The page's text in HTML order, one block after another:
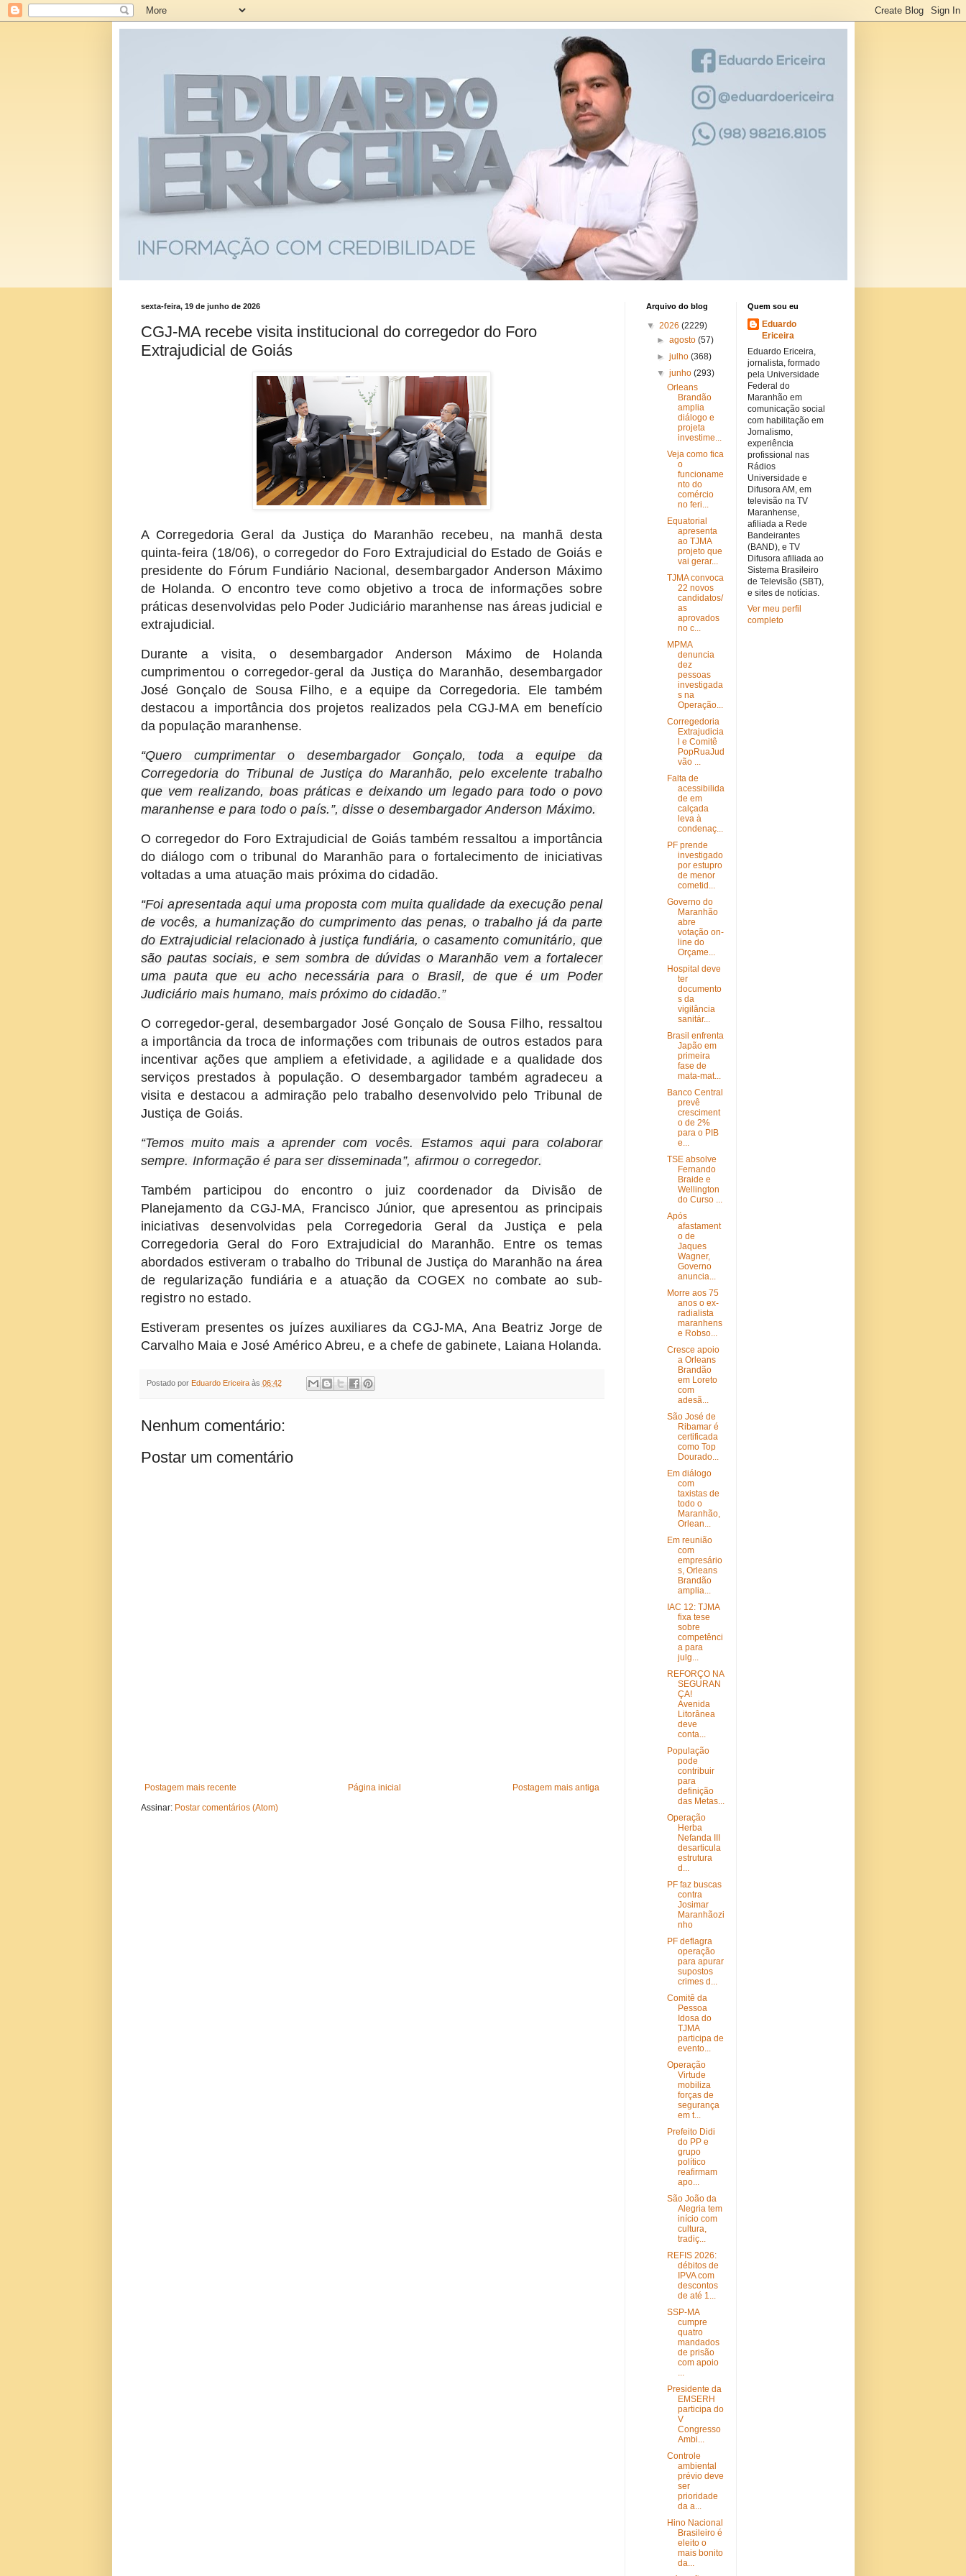
sexta-feira, 19 de junho de 2026
CGJ-MA recebe visita institucional do corregedor do Foro
Extrajudicial de Goiás
A Corregedoria Geral da Justiça do Maranhão recebeu, na manhã desta
quinta-feira (18/06), o corregedor do Foro Extrajudicial do Estado de Goiás e
presidente do Fórum Fundiário Nacional, desembargador Anderson Máximo
de Holanda. O encontro teve como objetivo a troca de informações sobre
práticas desenvolvidas pelo Poder Judiciário maranhense nas áreas judicial e
extrajudicial.
Durante a visita, o desembargador Anderson Máximo de Holanda
cumprimentou o corregedor-geral da Justiça do Maranhão, desembargador
José Gonçalo de Sousa Filho, e a equipe da Corregedoria. Ele também
destacou a importância dos projetos realizados pela CGJ-MA em benefício
da população maranhense.
“Quero cumprimentar o desembargador Gonçalo, toda a equipe da
Corregedoria do Tribunal de Justiça do Maranhão, pelo excelente trabalho
que vem realizando, boas práticas e deixando um legado para todo o povo
maranhense e para todo o país.”, disse o desembargador Anderson Máximo.
O corregedor do Foro Extrajudicial de Goiás também ressaltou a importância
do diálogo com o tribunal do Maranhão para o fortalecimento de iniciativas
voltadas a uma atuação mais próxima do cidadão.
“Foi apresentada aqui uma proposta com muita qualidade da execução penal
de vocês, a humanização do cumprimento das penas, o trabalho já da parte
do Extrajudicial relacionado à justiça fundiária, o casamento comunitário, que
são pautas sociais, e sem sombra de dúvidas o Maranhão vem a fortalecer
uma pauta que eu acho necessária para o Brasil, de que é um Poder
Judiciário mais humano, mais próximo do cidadão.”
O corregedor-geral, desembargador José Gonçalo de Sousa Filho, ressaltou
a importância da troca de informações com tribunais de outros estados para
incentivar ações que ampliem a efetividade, a agilidade e a qualidade dos
serviços prestados à população. O desembargador também agradeceu a
visita e destacou a admiração pelo trabalho desenvolvido pelo Tribunal de
Justiça de Goiás.
“Temos muito mais a aprender com vocês. Estamos aqui para colaborar
sempre. Informação é para ser disseminada”, afirmou o corregedor.
Também participou do encontro o juiz coordenador da Divisão de
Planejamento da CGJ-MA, Francisco Júnior, que apresentou as principais
iniciativas desenvolvidas pela Corregedoria Geral da Justiça e pela
Corregedoria Geral do Foro Extrajudicial do Maranhão. Entre os temas
abordados estiveram o trabalho do Tribunal de Justiça do Maranhão na área
de regularização fundiária e a atuação da COGEX no combate ao sub-
registro no estado.
Estiveram presentes os juízes auxiliares da CGJ-MA, Ana Beatriz Jorge de
Carvalho Maia e José Américo Abreu, e a chefe de gabinete, Laiana Holanda.
Postado por Eduardo Ericeira às 06:42
Nenhum comentário:
Postar um comentário
Postagem mais recente Postagem mais antiga
Página inicial
Assinar: Postar comentários (Atom)
Arquivo do blog
▼ 2026 (2229)
► agosto (57)
► julho (368)
▼ junho (293)
Orleans
Brandão
amplia
diálogo e
projeta
investime...
Veja como fica
o
funcioname
nto do
comércio
no feri...
Equatorial
apresenta
ao TJMA
projeto que
vai gerar...
TJMA convoca
22 novos
candidatos/
as
aprovados
no c...
MPMA
denuncia
dez
pessoas
investigada
s na
Operação...
Corregedoria
Extrajudicia
l e Comitê
PopRuaJud
vão ...
Falta de
acessibilida
de em
calçada
leva à
condenaç...
PF prende
investigado
por estupro
de menor
cometid...
Governo do
Maranhão
abre
votação on-
line do
Orçame...
Hospital deve
ter
documento
s da
vigilância
sanitár...
Brasil enfrenta
Japão em
primeira
fase de
mata-mat...
Banco Central
prevê
cresciment
o de 2%
para o PIB
e...
TSE absolve
Fernando
Braide e
Wellington
do Curso ...
Após
afastament
o de
Jaques
Wagner,
Governo
anuncia...
Morre aos 75
anos o ex-
radialista
maranhens
e Robso...
Cresce apoio
a Orleans
Brandão
em Loreto
com
adesã...
São José de
Ribamar é
certificada
como Top
Dourado...
Em diálogo
com
taxistas de
todo o
Maranhão,
Orlean...
Em reunião
com
empresário
s, Orleans
Brandão
amplia...
IAC 12: TJMA
fixa tese
sobre
competênci
a para
julg...
REFORÇO NA
SEGURAN
ÇA!
Avenida
Litorânea
deve
conta...
População
pode
contribuir
para
definição
das Metas...
Operação
Herba
Nefanda III
desarticula
estrutura
d...
PF faz buscas
contra
Josimar
Maranhãozi
nho
PF deflagra
operação
para apurar
supostos
crimes d...
Comitê da
Pessoa
Idosa do
TJMA
participa de
evento...
Operação
Virtude
mobiliza
forças de
segurança
em t...
Prefeito Didi
do PP e
grupo
político
reafirmam
apo...
São João da
Alegria tem
início com
cultura,
tradiç...
REFIS 2026:
débitos de
IPVA com
descontos
de até 1...
SSP-MA
cumpre
quatro
mandados
de prisão
com apoio
...
Presidente da
EMSERH
participa do
V
Congresso
Ambi...
Controle
ambiental
prévio deve
ser
prioridade
da a...
Hino Nacional
Brasileiro é
eleito o
mais bonito
da...
Quem sou eu
Eduardo
Ericeira
Eduardo Ericeira,
jornalista, formado
pela Universidade
Federal do
Maranhão em
comunicação social
com habilitação em
Jornalismo,
experiência
profissional nas
Rádios
Universidade e
Difusora AM, em
televisão na TV
Maranhense,
afiliada a Rede
Bandeirantes
(BAND), e TV
Difusora afiliada ao
Sistema Brasileiro
de Televisão (SBT),
e sites de notícias.
Ver meu perfil
completo